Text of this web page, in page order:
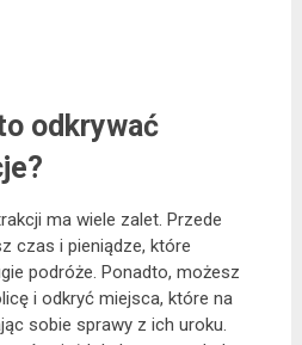
odkrywać
ma wiele zalet. Przede
czas i pieniądze, które
podróże. Ponadto, możesz
i odkryć miejsca, które na
sobie sprawy z ich uroku.